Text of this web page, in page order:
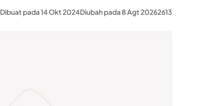
Dibuat pada 14 Okt 2024Diubah pada 8 Agt 20262613